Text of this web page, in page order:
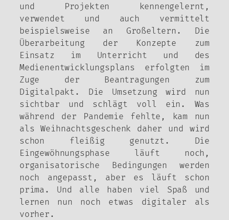
und Projekten kennengelernt,
verwendet und auch vermittelt
beispielsweise an Großeltern. Die
Überarbeitung der Konzepte zum
Einsatz im Unterricht und des
Medienentwicklungsplans erfolgten im
Zuge der Beantragungen zum
Digitalpakt. Die Umsetzung wird nun
sichtbar und schlägt voll ein. Was
während der Pandemie fehlte, kam nun
als Weihnachtsgeschenk daher und wird
schon fleißig genutzt. Die
Eingewöhnungsphase läuft noch,
organisatorische Bedingungen werden
noch angepasst, aber es läuft schon
prima. Und alle haben viel Spaß und
lernen nun noch etwas digitaler als
vorher.